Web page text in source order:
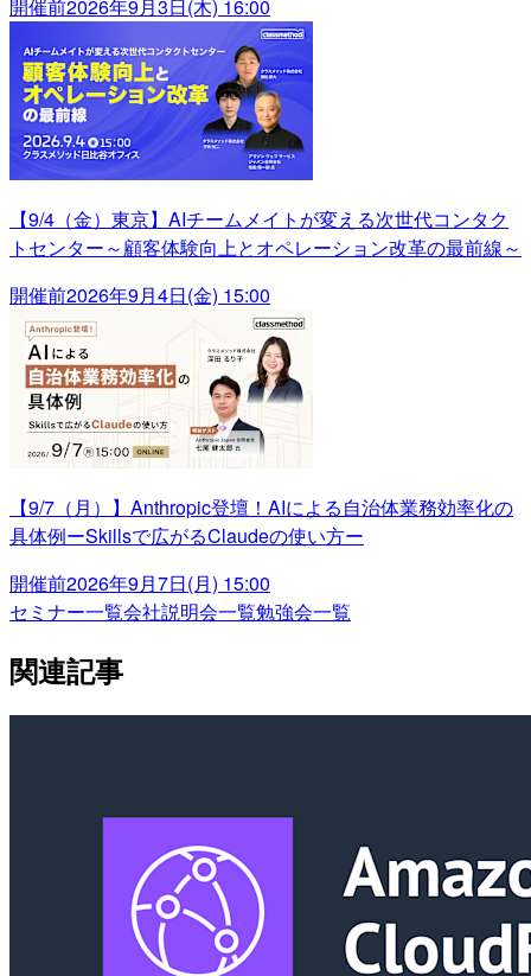
開催前2026年9月3日(木) 16:00
【9/4（金）東京】AIチームメイトが変える次世代コンタク
トセンター～顧客体験向上とオペレーション改革の最前線～
開催前2026年9月4日(金) 15:00
【9/7（月）】Anthropic登壇！AIによる自治体業務効率化の
具体例ーSkillsで広がるClaudeの使い方ー
開催前2026年9月7日(月) 15:00
セミナー一覧会社説明会一覧勉強会一覧
関連記事